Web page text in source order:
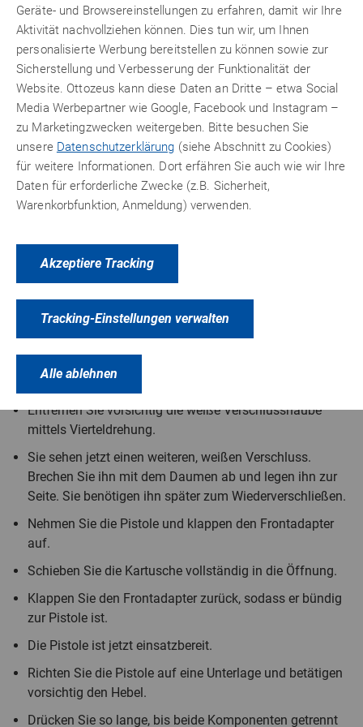
Konstruktionsklebstoff mit einer Verarbeitungszeit von 8 Minuten,
einer Anfangsfestigkeit von 45 Minuten und einer Endfestigkeit
von lediglich wenigen Tagen.
Und so kleben Sie richtig:
Je nach benötigtem Mischungsverhältnis haben Sie
unterschiedlich beschriftete Frontadapter und
Schubstangen.
Prüfen Sie zunächst, ob der von Ihnen ausgewählte
Klicken Sie jetzt den Frontadapter in den Pistolenkörper.
mit dem Daumen auf den hinteren türkisfarbenen Knopf
und drücken Sie die Schubstange von vorne in die
Pistole. Ziehen Sie die Schubstange ganz nach hinten.
oben.
Entfernen Sie vorsichtig die weiße Verschlusshaube
mittels Vierteldrehung.
Sie sehen jetzt einen weiteren, weißen Verschluss.
Brechen Sie ihn mit dem Daumen ab und legen ihn zur
Seite. Sie benötigen ihn später zum Wiederverschließen.
Nehmen Sie die Pistole und klappen den Frontadapter
auf.
Schieben Sie die Kartusche vollständig in die Öffnung.
Klappen Sie den Frontadapter zurück, sodass er bündig
zur Pistole ist.
Die Pistole ist jetzt einsatzbereit.
Richten Sie die Pistole auf eine Unterlage und betätigen
vorsichtig den Hebel.
Drücken Sie so lange, bis beide Komponenten getrennt
Geräte- und Browsereinstellungen zu erfahren, damit wir Ihre
Aktivität nachvollziehen können. Dies tun wir, um Ihnen
personalisierte Werbung bereitstellen zu können sowie zur
Sicherstellung und Verbesserung der Funktionalität der
Website. Ottozeus kann diese Daten an Dritte – etwa Social
Media Werbepartner wie Google, Facebook und Instagram –
zu Marketingzwecken weitergeben. Bitte besuchen Sie
unsere Datenschutzerklärung (siehe Abschnitt zu Cookies)
für weitere Informationen. Dort erfähren Sie auch wie wir Ihre
Daten für erforderliche Zwecke (z.B. Sicherheit,
Warenkorbfunktion, Anmeldung) verwenden.
Akzeptiere Tracking
Tracking-Einstellungen verwalten
Alle ablehnen